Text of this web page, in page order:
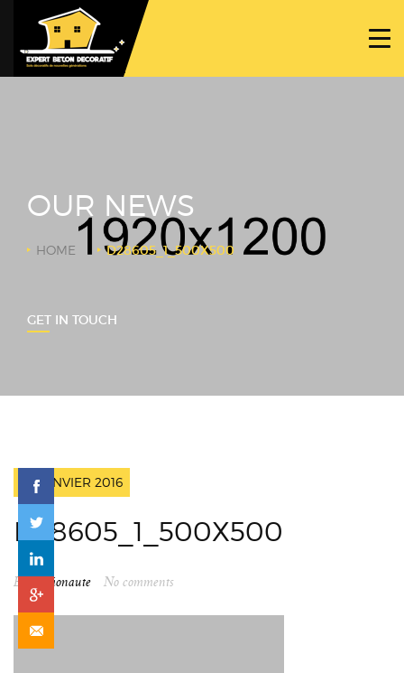
PROJETS
NOUS CONTACTER
OUR NEWS
HOME D28605_1_500X500
GET IN TOUCH
18 JANVIER 2016
D28605_1_500X500
By spationaute No comments